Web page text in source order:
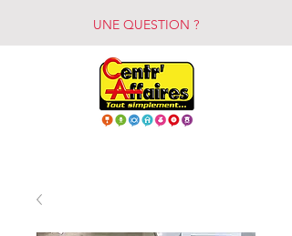
UNE QUESTION ?